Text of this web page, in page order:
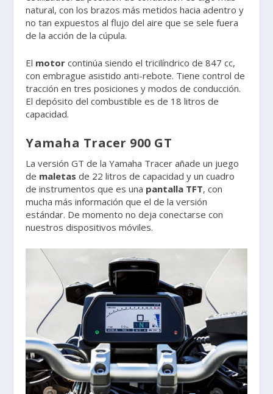
natural, con los brazos más metidos hacia adentro y
no tan expuestos al flujo del aire que se sele fuera
de la acción de la cúpula.
El motor continúa siendo el tricilíndrico de 847 cc,
con embrague asistido anti-rebote. Tiene control de
tracción en tres posiciones y modos de conducción.
El depósito del combustible es de 18 litros de
capacidad.
Yamaha Tracer 900 GT
La versión GT de la Yamaha Tracer añade un juego
de maletas de 22 litros de capacidad y un cuadro
de instrumentos que es una pantalla TFT, con
mucha más información que el de la versión
estándar. De momento no deja conectarse con
nuestros dispositivos móviles.